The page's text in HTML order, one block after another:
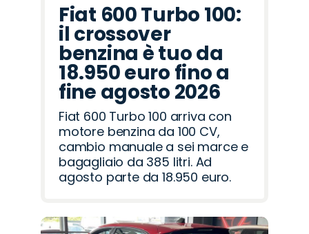
Fiat 600 Turbo 100:
il crossover
benzina è tuo da
18.950 euro fino a
fine agosto 2026
Fiat 600 Turbo 100 arriva con
motore benzina da 100 CV,
cambio manuale a sei marce e
bagagliaio da 385 litri. Ad
agosto parte da 18.950 euro.